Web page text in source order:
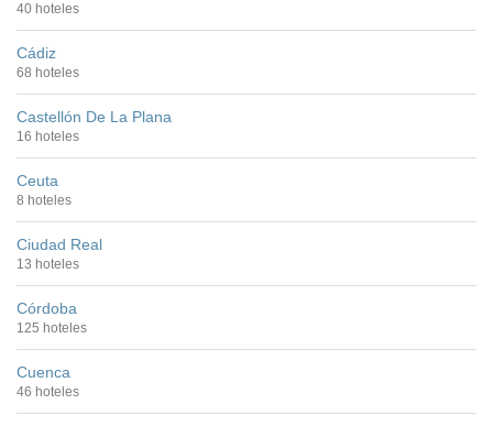
40 hoteles
Cádiz
68 hoteles
Castellón De La Plana
16 hoteles
Ceuta
8 hoteles
Ciudad Real
13 hoteles
Córdoba
125 hoteles
Cuenca
46 hoteles